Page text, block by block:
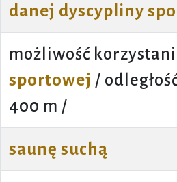
danej dyscypliny
możliwość
sportowej /
400 m /
saunę suchą